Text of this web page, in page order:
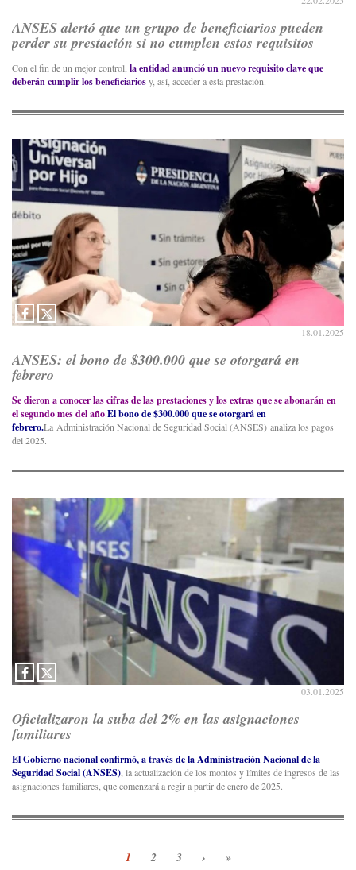
ANSES alertó que un grupo de beneficiarios pueden
perder su prestación si no cumplen estos requisitos
Con el fin de un mejor control, la entidad anunció un nuevo requisito clave que
deberán cumplir los beneficiariosy, así, acceder a esta prestación.
18.01.2025
ANSES: el bono de $300.000 que se otorgará en
febrero
Se dieron a conocer las cifras de las prestaciones y los extras que se abonarán en
el segundo mes del año.El bono de $300.000 que se otorgará en
febrero.La Administración Nacional de Seguridad Social (ANSES) analiza los pagos
del 2025.
03.01.2025
Oficializaron la suba del 2% en las asignaciones
familiares
El Gobierno nacional confirmó, a través de la Administración Nacional de la
Seguridad Social (ANSES) , la actualización de los montos y límites de ingresos de las
asignaciones familiares, que comenzará a regir a partir de enero de 2025.
1 2 3 › »